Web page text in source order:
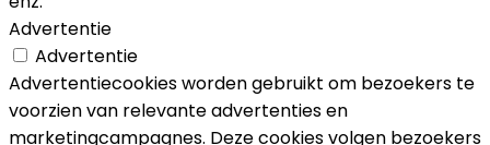
Advertentie
Advertentie
Advertentiecookies worden gebruikt om bezoekers te
voorzien van relevante advertenties en
marketingcampagnes. Deze cookies volgen bezoekers